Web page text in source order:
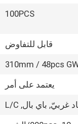
100PCS
قابل للتفاوض
يعتمد على أمر